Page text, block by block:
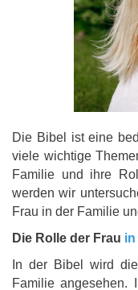
Die Bibel ist eine
viele wichtige
Familie und ihre
werden wir
Frau in der Familie
Die Rolle der Frau in
In der Bibel wird
Familie angesehen.